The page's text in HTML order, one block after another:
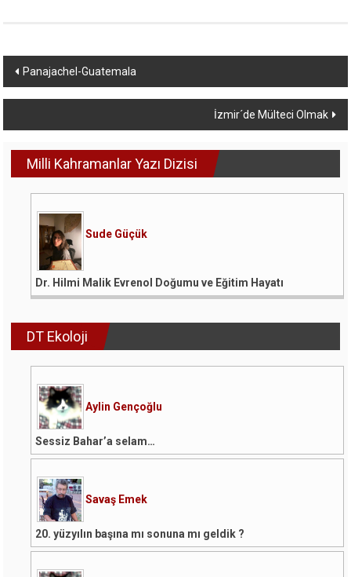
Yazı
dolaşımı
Panajachel-Guatemala
İzmir´de Mülteci Olmak
Milli Kahramanlar Yazı Dizisi
Sude Güçük
Dr. Hilmi Malik Evrenol Doğumu ve Eğitim Hayatı
DT Ekoloji
Aylin Gençoğlu
Sessiz Bahar’a selam…
Savaş Emek
20. yüzyılın başına mı sonuna mı geldik ?